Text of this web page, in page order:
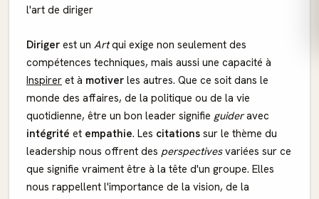
l'art de diriger
Diriger est un Artqui exige non seulement des
compétences techniques, mais aussi une capacité à
Inspirer et à motiver les autres. Que ce soit dans le
monde des affaires, de la politique ou de la vie
quotidienne, être un bon leader signifie guideravec
intégrité et empathie. Les citations sur le thème du
leadership nous offrent des perspectivesvariées sur ce
que signifie vraiment être à la tête d'un groupe. Elles
nous rappellent l'importance de la vision, de la